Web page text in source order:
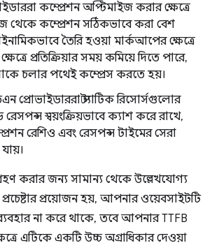
কম্প্রেশন অপ্টিমাইজ করার ক্ষেত্রে
থেকে কম্প্রেশন সঠিকভাবে করা বেশ
তৈরি হওয়া মার্কআপের ক্ষেত্রে
প্রতিক্রিয়ার সময় কমিয়ে দিতে পারে,
চলার পথেই কম্প্রেস করতে হয়।
প্রোভাইডাররা স্ট্যাটিক রিসোর্সগুলোর
স্বয়ংক্রিয়ভাবে ক্যাশ করে রাখে,
রেশিও এবং রেসপন্স টাইমের সেরা
করার জন্য সামান্য থেকে উল্লেখযোগ্য
প্রচেষ্টার প্রয়োজন হয়, আপনার ওয়েবসাইটটি
না করে থাকে, তবে আপনার TTFB
এটিকে একটি উচ্চ অগ্রাধিকার দেওয়া